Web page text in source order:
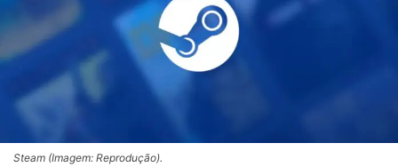
Steam (Imagem: Reprodução).